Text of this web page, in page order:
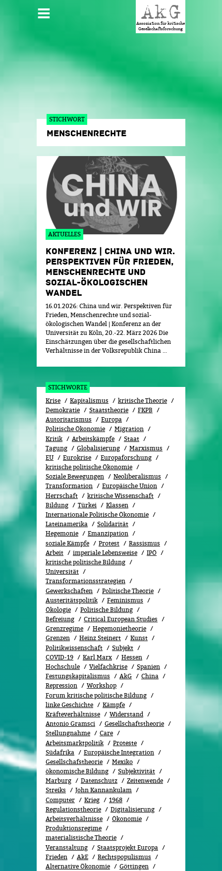
HAUPTMENÜ
Assoziation für kritische
Gesellschaftsforschung
STICHWORT
MENSCHENRECHTE
AKTUELLES
KONFERENZ | CHINA UND WIR.
PERSPEKTIVEN FÜR FRIEDEN,
MENSCHENRECHTE UND
SOZIAL-ÖKOLOGISCHEN
WANDEL
16.01.2026: China und wir. Perspektiven für
Frieden, Menschenrechte und sozial-
ökologischen Wandel | Konferenz an der
Universität zu Köln, 20.-22. März 2026 Die
Einschätzungen über die gesellschaftlichen
Verhältnisse in der Volksrepublik China ...
STICHWORTE
Krise
Kapitalismus
kritische Theorie
Demokratie
Staatstheorie
FKPB
Autoritarismus
Europa
Politische Ökonomie
Migration
Kritik
Arbeitskämpfe
Staat
Tagung
Globalisierung
Marxismus
EU
Eurokrise
Europaforschung
kritische politische Ökonomie
Soziale Bewegungen
Neoliberalismus
Transformation
Europäische Union
Herrschaft
kritische Wissenschaft
Bildung
Türkei
Klassen
Internationale Politische Ökonomie
Lateinamerika
Solidarität
Hegemonie
Emanzipation
soziale Kämpfe
Protest
Rassismus
Arbeit
imperiale Lebensweise
IPÖ
kritische politische Bildung
Universität
Transformationsstrategien
Gewerkschaften
Politische Theorie
Austeritätspolitik
Feminismus
Ökolo­gie
Politische Bildung
Befreiung
Critical European Studies
Grenzregime
Hegemonietheorie
Grenzen
Heinz Steinert
Kunst
Politikwissenschaft
Subjekt
COVID-19
Karl Marx
Hessen
Hochschule
Vielfachkrise
Spanien
Festungskapitalismus
AkG
China
Repression
Workshop
Forum kritische politische Bildung
linke Geschichte
Kämpfe
Kräfteverhältnisse
Widerstand
Antonio Gramsci
Gesellschaftstheorie
Stellungnahme
Care
Arbeitsmarktpolitik
Proteste
Südafrika
Europäische Integration
Gesellschafstheorie
Mexiko
ökonomische Bildung
Subjektivität
Marburg
Datenschutz
Zeitenwende
Streiks
John Kannankulam
Computer
Krieg
1968
Regulationstheorie
Digitalisierung
Arbeitsverhältnisse
Ökonomie
Produktionsregime
materialistische Theorie
Veranstaltung
Staatsprojekt Europa
Frieden
AkE
Rechtspopulismus
Alternative Ökonomie
Göttingen